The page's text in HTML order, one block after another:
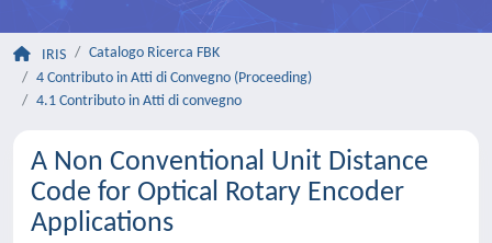
IRIS
Catalogo Ricerca FBK
4 Contributo in Atti di Convegno (Proceeding)
4.1 Contributo in Atti di convegno
A Non Conventional Unit Distance
Code for Optical Rotary Encoder
Applications